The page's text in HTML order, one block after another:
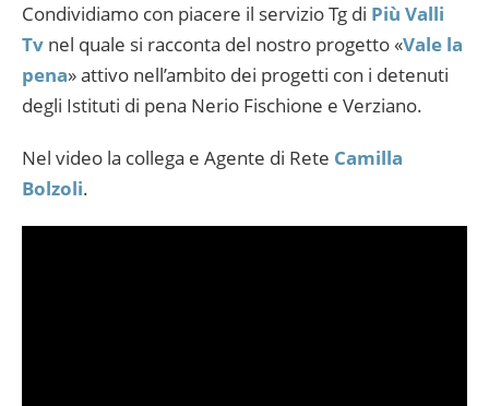
Condividiamo con piacere il servizio Tg di Più Valli
Tv nel quale si racconta del nostro progetto «Vale la
pena» attivo nell’ambito dei progetti con i detenuti
degli Istituti di pena Nerio Fischione e Verziano.
Nel video la collega e Agente di Rete Camilla
Bolzoli.